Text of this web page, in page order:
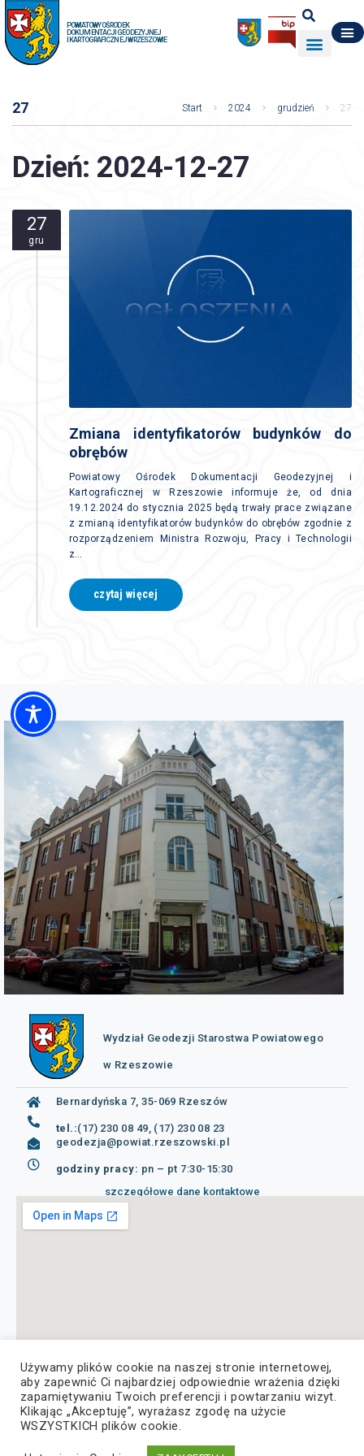
POWIATOWY OŚRODEK
DOKUMENTACJI GEODEZYJNEJ
I KARTOGRAFICZNEJ W RZESZOWIE
27 Start 2024 grudzień 27
Dzień: 2024-12-27
27
gru
Zmiana identyfikatorów budynków do
obrębów
Powiatowy Ośrodek Dokumentacji Geodezyjnej i
Kartograficznej w Rzeszowie informuje że, od dnia
19.12.2024 do stycznia 2025 będą trwały prace związane
z zmianą identyfikatorów budynków do obrębów zgodnie z
rozporządzeniem Ministra Rozwoju, Pracy i Technologii
z…
czytaj więcej
Wydział Geodezji Starostwa Powiatowego
w Rzeszowie
Bernardyńska 7, 35-069 Rzeszów
tel.:(17) 230 08 49, (17) 230 08 23
geodezja@powiat.rzeszowski.pl
godziny pracy: pn – pt 7:30-15:30
szczegółowe dane kontaktowe
© Copyright 2022, Wszelkie prawa zastrzeżone
Używamy plików cookie na naszej stronie internetowej,
aby zapewnić Ci najbardziej odpowiednie wrażenia dzięki
zapamiętywaniu Twoich preferencji i powtarzaniu wizyt.
Klikając „Akceptuję”, wyrażasz zgodę na użycie
WSZYSTKICH plików cookie.